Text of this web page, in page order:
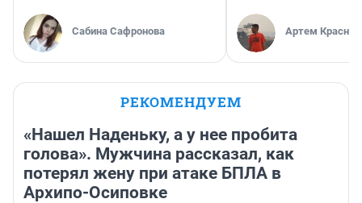
Сабина Сафронова Артем Краснов
РЕКОМЕНДУЕМ
«Нашел Наденьку, а у нее пробита
голова». Мужчина рассказал, как
потерял жену при атаке БПЛА в
Архипо-Осиповке